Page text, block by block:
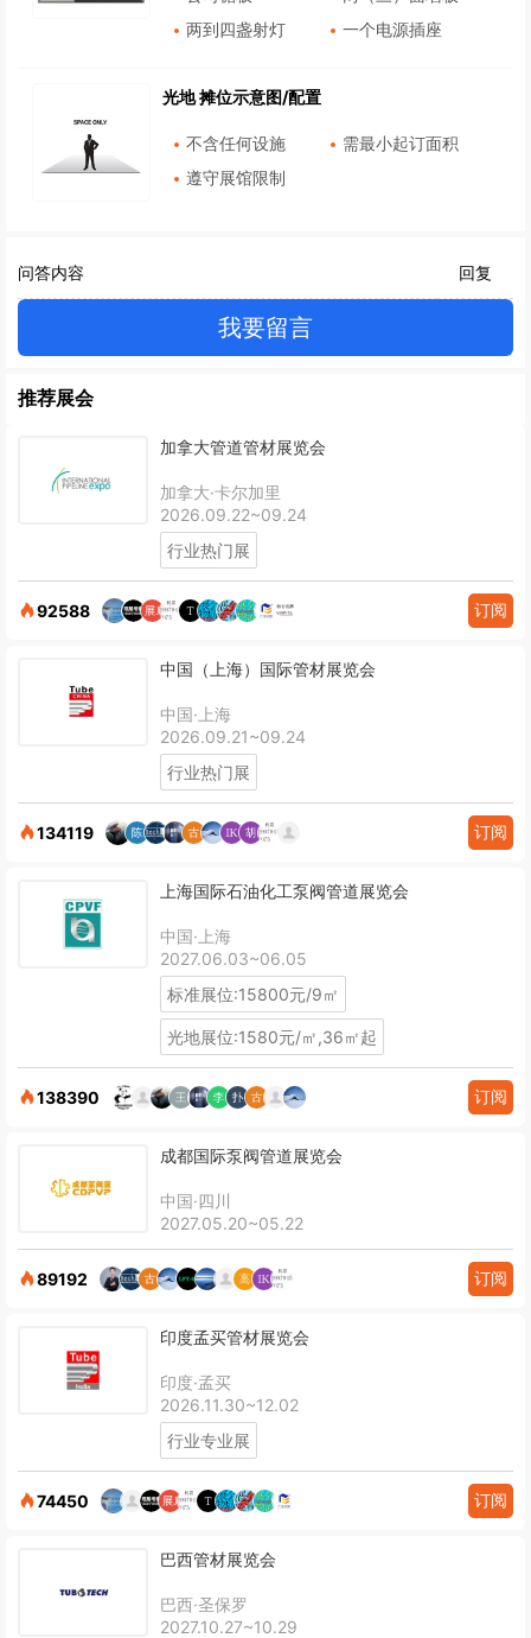
两到四盏射灯
一个电源插座
光地 摊位示意图/配置
不含任何设施
需最小起订面积
遵守展馆限制
问答内容 回复
我要留言
推荐展会
加拿大管道管材展览会
加拿大·卡尔加里
2026.09.22~09.24
行业热门展
92588 订阅
中国（上海）国际管材展览会
中国·上海
2026.09.21~09.24
行业热门展
134119 订阅
上海国际石油化工泵阀管道展览会
中国·上海
2027.06.03~06.05
标准展位:15800元/9㎡
光地展位:1580元/㎡,36㎡起
138390 订阅
成都国际泵阀管道展览会
中国·四川
2027.05.20~05.22
89192 订阅
印度孟买管材展览会
印度·孟买
2026.11.30~12.02
行业专业展
74450 订阅
巴西管材展览会
巴西·圣保罗
2027.10.27~10.29